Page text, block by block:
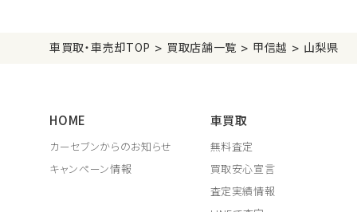
車買取・車売却TOP > 買取店舗一覧 > 甲信越 > 山梨県
HOME
カーセブンからのお知らせ
キャンペーン情報
車買取
無料査定
買取安心宣言
査定実績情報